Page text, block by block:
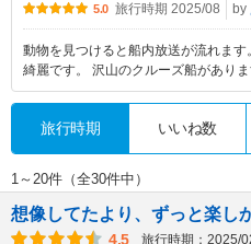
5.0 旅行時期 2025/08 by
動物を見つけると船内放送が流れま
綺麗です。 沢山のクルーズ船があり
旅行時期 いいね数
1～20件（全30件中）
想像してたより、ずっと楽し
4.5 旅行時期：2025/